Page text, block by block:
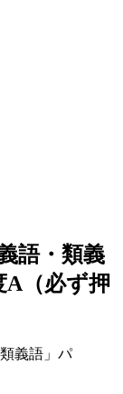
語・類義
（必ず押